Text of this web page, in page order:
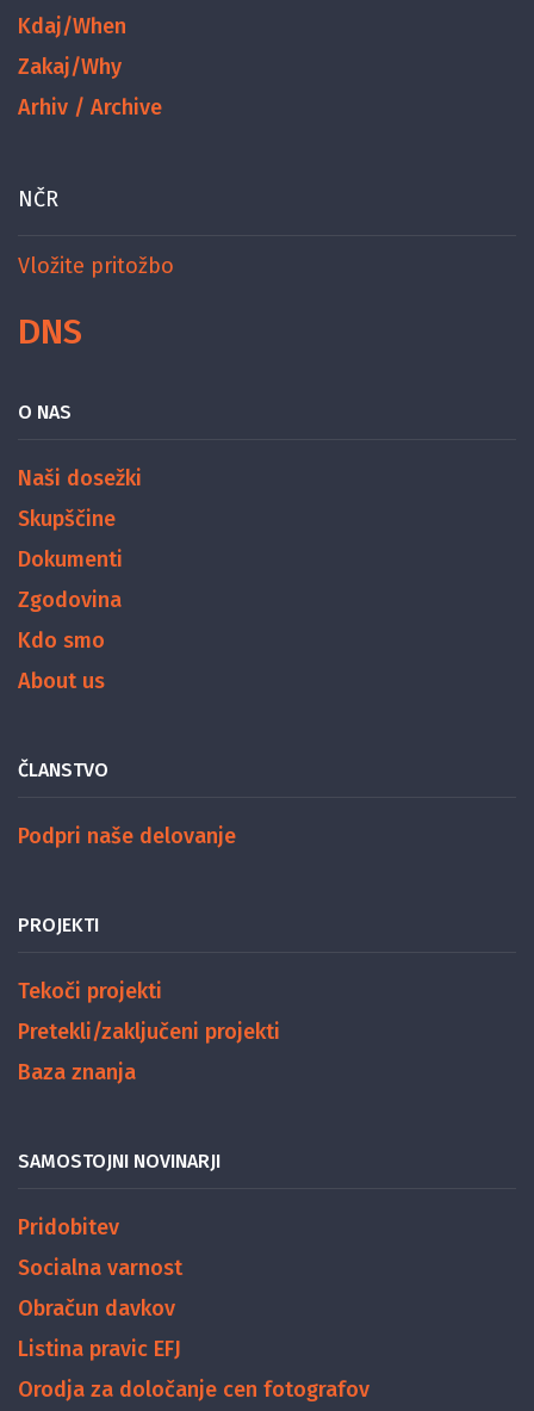
Kdaj/When
Zakaj/Why
Arhiv / Archive
NČR
Vložite pritožbo
DNS
O NAS
Naši dosežki
Skupščine
Dokumenti
Zgodovina
Kdo smo
About us
ČLANSTVO
Podpri naše delovanje
PROJEKTI
Tekoči projekti
Pretekli/zaključeni projekti
Baza znanja
SAMOSTOJNI NOVINARJI
Pridobitev
Socialna varnost
Obračun davkov
Listina pravic EFJ
Orodja za določanje cen fotografov